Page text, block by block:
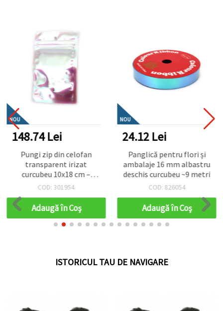
NOU
148.74 Lei
Pungi zip din celofan
transparent irizat
curcubeu 10x18 cm –
ambalaj lucios, durabil și
handmade, set de 100
bucăți
COD: 301954
Adaugă în Coş
NOU
24.12 Lei
Panglică pentru flori și
ambalaje 16 mm albastru
deschis curcubeu ~9 metri
COD: 826054
Adaugă în Coş
ISTORICUL TAU DE NAVIGARE